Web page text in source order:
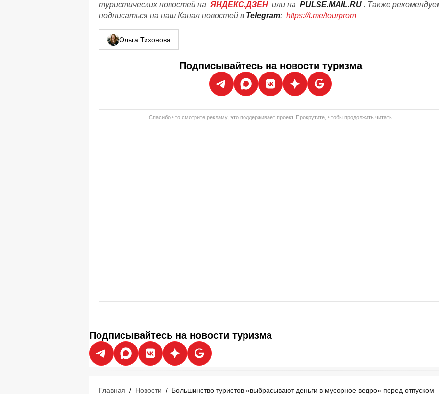
туристических новостей на ЯНДЕКС.ДЗЕН или на PULSE.MAIL.RU . Также
подписаться на наш Канал новостей в Telegram: https://t.me/tourprom
Ольга Тихонова
Подписывайтесь на новости туризма
Спасибо что смотрите рекламу, это поддерживает проект. Прокрутите, чтобы продолжить читать
Подписывайтесь на новости туризма
Главная / Новости / Большинство туристов «выбрасывают деньги в мусорное ведро» перед отпуском